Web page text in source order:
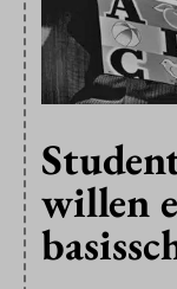
willen